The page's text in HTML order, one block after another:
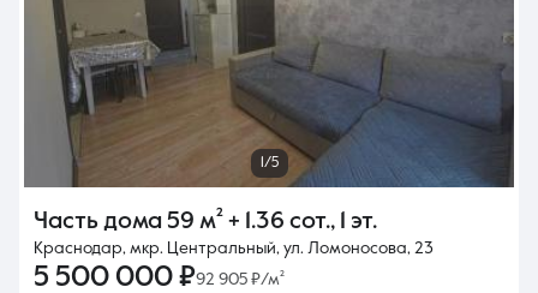
1/5
Часть дома 59 м² + 1.36 сот., 1 эт.
Краснодар, мкр. Центральный, ул. Ломоносова, 23
5 500 000 ₽92 905 ₽/м²